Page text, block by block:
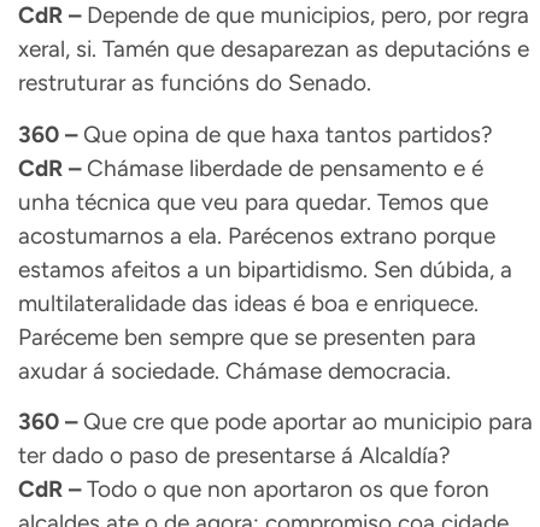
CdR –Depende de que municipios, pero, por regra
xeral, si. Tamén que desaparezan as deputacións e
restruturar as funcións do Senado.
360 –Que opina de que haxa tantos partidos?
CdR –Chámase liberdade de pensamento e é
unha técnica que veu para quedar. Temos que
acostumarnos a ela. Parécenos extrano porque
estamos afeitos a un bipartidismo. Sen dúbida, a
multilateralidade das ideas é boa e enriquece.
Paréceme ben sempre que se presenten para
axudar á sociedade. Chámase democracia.
360 –Que cre que pode aportar ao municipio para
ter dado o paso de presentarse á Alcaldía?
CdR –Todo o que non aportaron os que foron